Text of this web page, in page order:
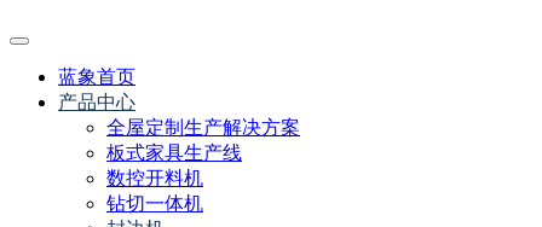
蓝象首页
产品中心
全屋定制生产解决方案
板式家具生产线
数控开料机
钻切一体机